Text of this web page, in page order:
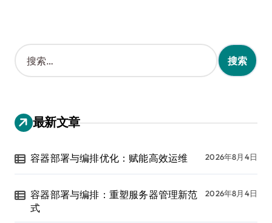
搜
索
：
最新文章
容器部署与编排优化：赋能高效运维 2026年8月4日
容器部署与编排：重塑服务器管理新范
式
2026年8月4日